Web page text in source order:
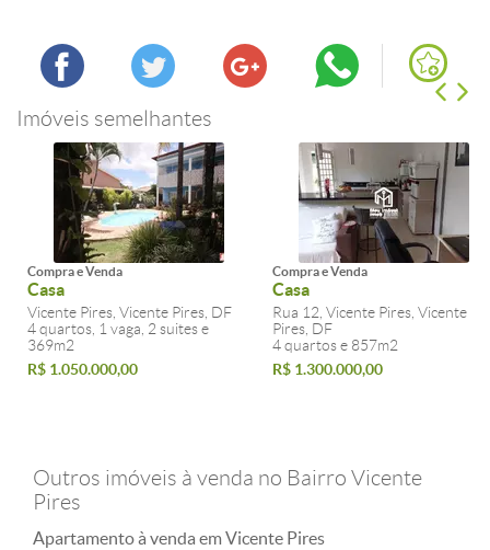
Imóveis semelhantes
Compra e Venda
Casa
Vicente Pires, Vicente Pires, DF
4 quartos, 1 vaga, 2 suites e
369m2
R$ 1.050.000,00
Compra e Venda
Casa
Rua 12, Vicente Pires, Vicente
Pires, DF
4 quartos e 857m2
R$ 1.300.000,00
Outros imóveis à venda no Bairro Vicente
Pires
Apartamento à venda em Vicente Pires